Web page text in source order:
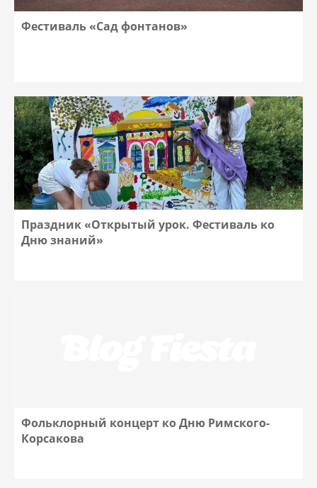
Фестиваль «Сад фонтанов»
Праздник «Открытый урок. Фестиваль ко
Дню знаний»
Фольклорный концерт ко Дню Римского-
Корсакова